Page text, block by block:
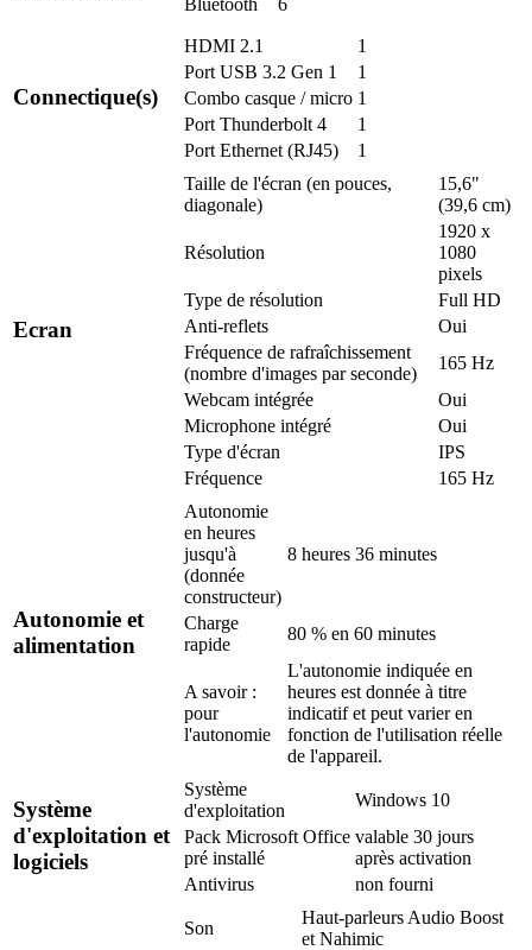
Connectique(s)
HDMI 2.1
1
Port USB 3.2 Gen 1
1
Combo casque / micro 1
Port Thunderbolt 4
1
Port Ethernet (RJ45)
1
Ecran
Taille de l'écran (en pouces,
diagonale)
15,6"
(39,6 cm)
Résolution
1920 x
1080
pixels
Type de résolution
Full HD
Anti-reflets
Oui
Fréquence de rafraîchissement
(nombre d'images par seconde)
165 Hz
Webcam intégrée
Oui
Microphone intégré
Oui
Type d'écran
IPS
Fréquence
165 Hz
Autonomie et
alimentation
Autonomie
en heures
jusqu'à
(donnée
constructeur)
8 heures 36 minutes
Charge
rapide
80 % en 60 minutes
A savoir :
pour
l'autonomie
L'autonomie indiquée en
heures est donnée à titre
indicatif et peut varier en
fonction de l'utilisation réelle
de l'appareil.
Système
d'exploitation et
logiciels
Système
d'exploitation
Windows 10
Pack Microsoft Office
pré installé
valable 30 jours
après activation
Antivirus
non fourni
Son
Haut-parleurs Audio Boost
et Nahimic